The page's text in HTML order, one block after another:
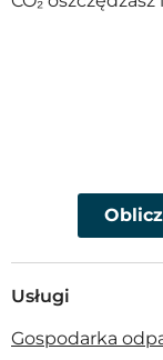
Usługi
Gospodarka